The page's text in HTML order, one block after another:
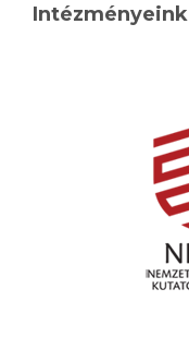
Intézményeink